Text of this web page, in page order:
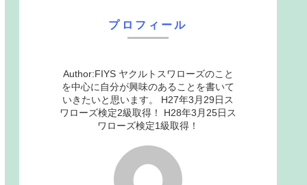
プロフィール
Author:FIYS ヤクルトスワローズのこと
を中心に自分が興味のあることを書いて
いきたいと思います。 H27年3月29日ス
ワローズ検定2級取得！ H28年3月25日ス
ワローズ検定1級取得！